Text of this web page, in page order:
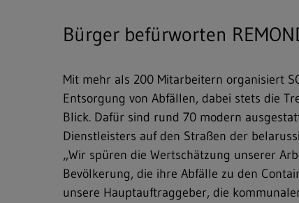
Bürger befürworten
Mit mehr als 200 Mitarbeitern organisiert
Entsorgung von Abfällen, dabei stets die
Blick. Dafür sind rund 70 modern
Dienstleisters auf den Straßen der
„Wir spüren die Wertschätzung unserer
Bevölkerung, die ihre Abfälle zu den
unsere Hauptauftraggeber, die